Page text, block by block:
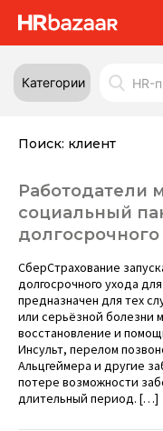
Категории
Поиск: клиент
Работодатели
социальный
долгосрочного
СберСтрахование
долгосрочного ухода
предназначен для тех
или серьёзной болезни
восстановление и
Инсульт, перелом
Альцгеймера и другие
потере возможности
длительный период. […]